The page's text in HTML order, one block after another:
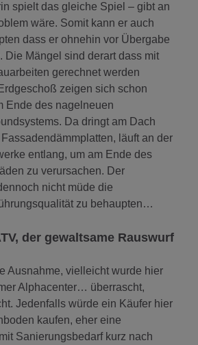
spielt das gleiche Spiel – gibt an
wäre. Somit kann er auch
dass er ohnehin vor Übergabe
Die Mängel sind derart dass mit
gerechnet werden
zeigen sich schon
Ende des nagelneuen
Da dringt am Dach
läuft an der
entlang, um am Ende des
zu verursachen. Der
nicht müde die
zu behaupten…
der gewaltsame Rauswurf
Ausnahme, vielleicht wurde hier
Alphacenter… überrascht,
Jedenfalls würde ein Käufer hier
kaufen, eher eine
Sanierungsbedarf kurz nach